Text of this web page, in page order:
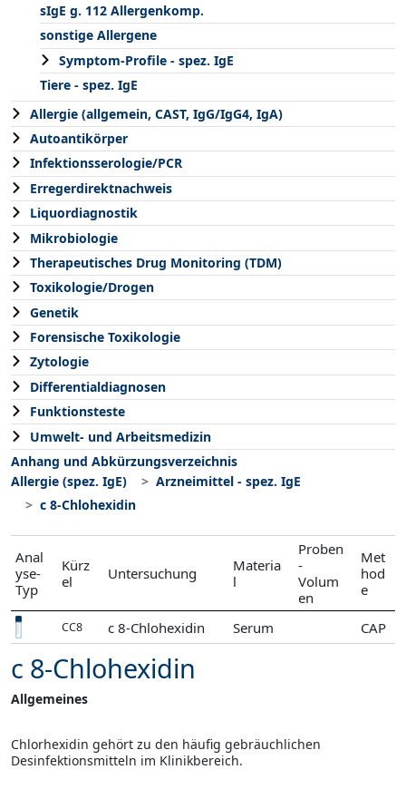
sIgE g. 112 Allergenkomp.
sonstige Allergene
Symptom-Profile - spez. IgE
Tiere - spez. IgE
Allergie (allgemein, CAST, IgG/IgG4, IgA)
Autoantikörper
Infektionsserologie/PCR
Erregerdirektnachweis
Liquordiagnostik
Mikrobiologie
Therapeutisches Drug Monitoring (TDM)
Toxikologie/Drogen
Genetik
Forensische Toxikologie
Zytologie
Differentialdiagnosen
Funktionsteste
Umwelt- und Arbeitsmedizin
Anhang und Abkürzungsverzeichnis
Allergie (spez. IgE)
Arzneimittel - spez. IgE
c 8-Chlohexidin
Anal
yse-
Typ
Kürz
el
Untersuchung
Materia
l
Proben
-
Volum
en
Met
hod
e
CC8 c 8-Chlohexidin Serum CAP
c 8-Chlohexidin
Allgemeines
Chlorhexidin gehört zu den häufig gebräuchlichen
Desinfektionsmitteln im Klinikbereich.